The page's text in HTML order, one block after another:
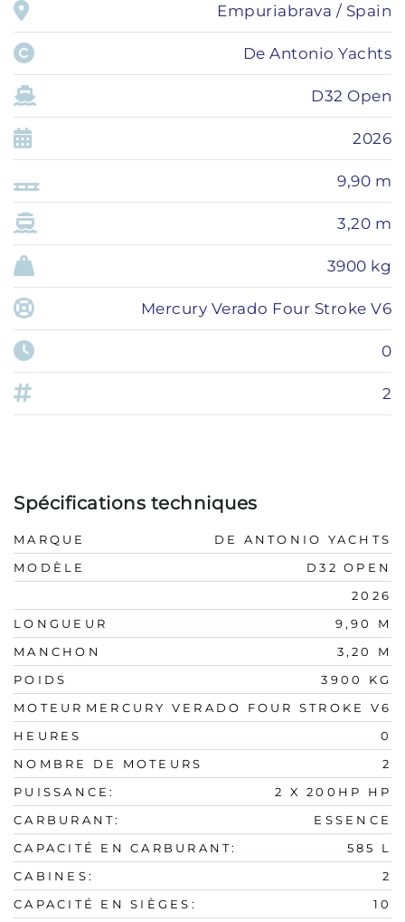
Empuriabrava / Spain
De Antonio Yachts
D32 Open
2026
9,90 m
3,20 m
3900 kg
Mercury Verado Four Stroke V6
0
2
Spécifications techniques
MARQUE
DE ANTONIO YACHTS
MODÈLE
D32 OPEN
2026
LONGUEUR
9,90 M
MANCHON
3,20 M
POIDS
3900 KG
MOTEUR MERCURY VERADO FOUR STROKE V6
HEURES
0
NOMBRE DE MOTEURS
2
PUISSANCE:
2 X 200HP HP
CARBURANT:
ESSENCE
CAPACITÉ EN CARBURANT:
585 L
CABINES:
2
CAPACITÉ EN SIÈGES:
10